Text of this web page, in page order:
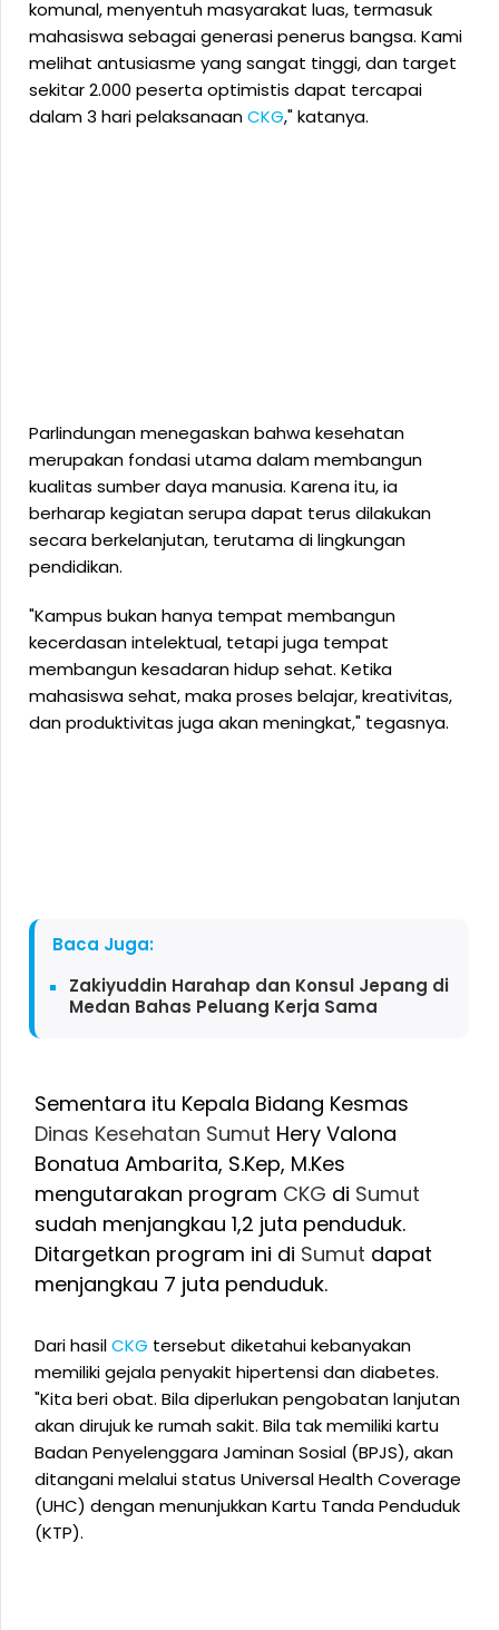
komunal, menyentuh masyarakat luas, termasuk
mahasiswa sebagai generasi penerus bangsa. Kami
melihat antusiasme yang sangat tinggi, dan target
sekitar 2.000 peserta optimistis dapat tercapai
dalam 3 hari pelaksanaanCKG," katanya.
Parlindungan menegaskan bahwa kesehatan
merupakan fondasi utama dalam membangun
kualitas sumber daya manusia. Karena itu, ia
berharap kegiatan serupa dapat terus dilakukan
secara berkelanjutan, terutama di lingkungan
pendidikan.
"Kampus bukan hanya tempat membangun
kecerdasan intelektual, tetapi juga tempat
membangun kesadaran hidup sehat. Ketika
mahasiswa sehat, maka proses belajar, kreativitas,
dan produktivitas juga akan meningkat," tegasnya.
Baca Juga:
Zakiyuddin Harahap dan Konsul Jepang di
Medan Bahas Peluang Kerja Sama
Sementara itu Kepala Bidang Kesmas
Dinas Kesehatan Sumut Hery Valona
Bonatua Ambarita, S.Kep, M.Kes
mengutarakan program CKG di Sumut
sudah menjangkau 1,2 juta penduduk.
Ditargetkan program ini di Sumut dapat
menjangkau 7 juta penduduk.
Dari hasilCKG tersebut diketahui kebanyakan
memiliki gejala penyakit hipertensi dan diabetes.
"Kita beri obat. Bila diperlukan pengobatan lanjutan
akan dirujuk ke rumah sakit. Bila tak memiliki kartu
Badan Penyelenggara Jaminan Sosial (BPJS), akan
ditangani melalui status Universal Health Coverage
(UHC) dengan menunjukkan Kartu Tanda Penduduk
(KTP).